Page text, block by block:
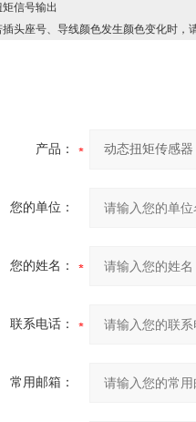
信号输出
座号、导线颜色发生颜色变化时，请
产品：
您的单位：
您的姓名：
联系电话：
常用邮箱：